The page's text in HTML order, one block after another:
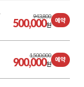
943,800
500,000원
예약
1,500,000
900,000원
예약